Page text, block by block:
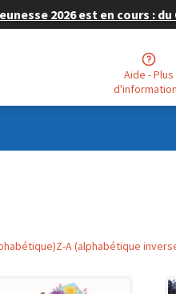
2026 est en cours : du
Aide - Plus
Z-A (alphabétique